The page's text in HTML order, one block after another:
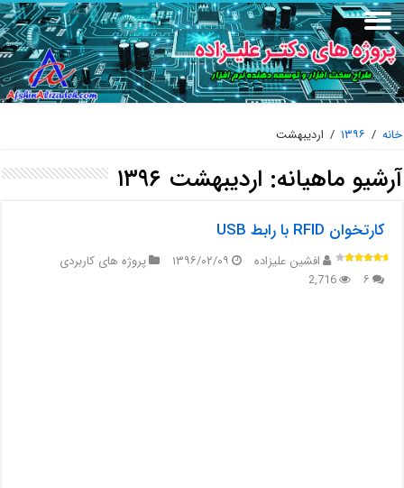
خانه / ۱۳۹۶ / اردیبهشت
آرشیو ماهیانه: اردیبهشت ۱۳۹۶
کارتخوان RFID با رابط USB
افشین علیزاده ۱۳۹۶/۰۲/۰۹
پروژه های کاربردی
۶
2,716